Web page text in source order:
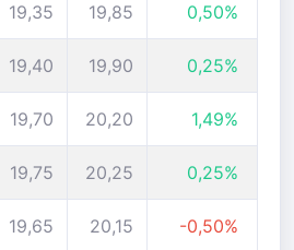
19,35 19,85 0,50%
19,40 19,90 0,25%
19,70 20,20 1,49%
19,75 20,25 0,25%
19,65 20,15 -0,50%